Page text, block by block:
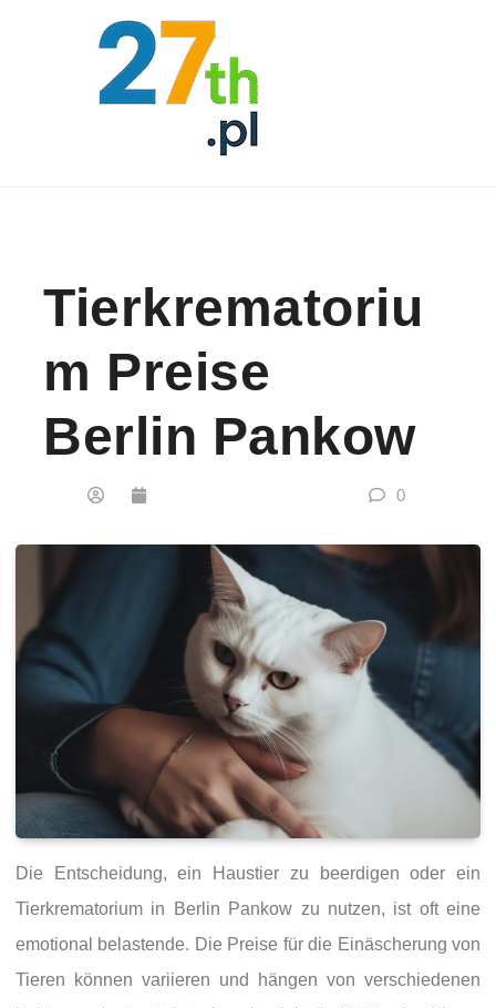
Tierkrematoriu
M Preise
Berlin Pankow
0
Die Entscheidung, ein Haustier zu beerdigen oder ein
Tierkrematorium in Berlin Pankow zu nutzen, ist oft eine
emotional belastende. Die Preise für die Einäscherung von
Tieren können variieren und hängen von verschiedenen